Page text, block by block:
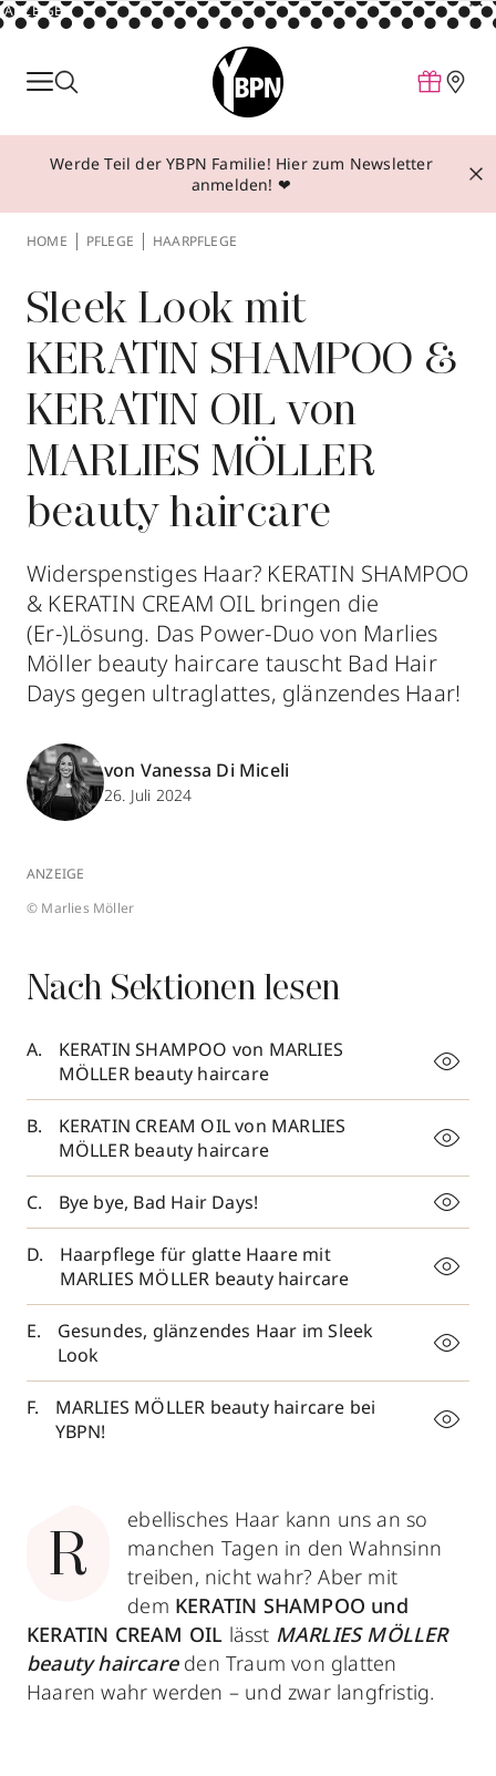
ANZEIGE
Parfum
Make-up
Behandlungen
Über YBPN
Aktionen
Storefinder
Werde Teil der YBPN Familie! Hier zum Newsletter
anmelden! ❤
HOME PFLEGE HAARPFLEGE
Sleek Look mit
KERATIN SHAMPOO &
KERATIN OIL von
MARLIES MÖLLER
beauty haircare
Widerspenstiges Haar? KERATIN SHAMPOO
& KERATIN CREAM OIL bringen die
(Er-)Lösung. Das Power-Duo von Marlies
Möller beauty haircare tauscht Bad Hair
Days gegen ultraglattes, glänzendes Haar!
von Vanessa Di Miceli
26. Juli 2024
ANZEIGE
© Marlies Möller
Nach Sektionen lesen
KERATIN SHAMPOO von MARLIES
MÖLLER beauty haircare
KERATIN CREAM OIL von MARLIES
MÖLLER beauty haircare
Bye bye, Bad Hair Days!
Haarpflege für glatte Haare mit
MARLIES MÖLLER beauty haircare
Gesundes, glänzendes Haar im Sleek
Look
MARLIES MÖLLER beauty haircare bei
YBPN!
R
ebellisches Haar kann uns an so
manchen Tagen in den Wahnsinn
treiben, nicht wahr? Aber mit
dem KERATIN SHAMPOO und
KERATIN CREAM OIL lässt MARLIES MÖLLER
beauty haircare den Traum von glatten
Haaren wahr werden – und zwar langfristig.